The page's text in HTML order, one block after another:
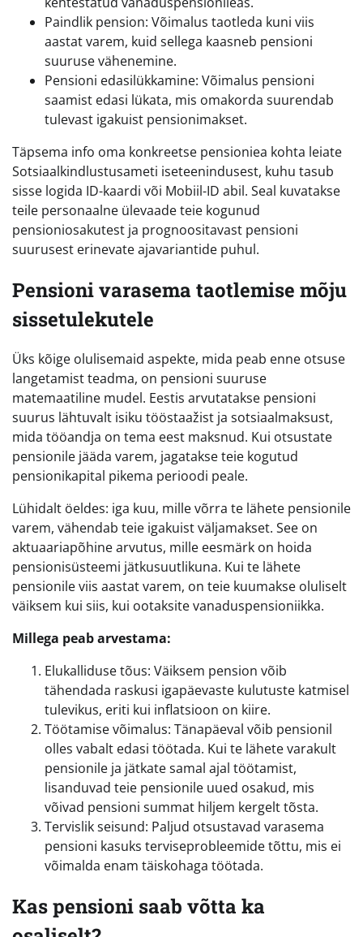
Paindlik pension: Võimalus taotleda kuni viis
aastat varem, kuid sellega kaasneb pensioni
suuruse vähenemine.
Pensioni edasilükkamine: Võimalus pensioni
saamist edasi lükata, mis omakorda suurendab
tulevast igakuist pensionimakset.
Täpsema info oma konkreetse pensioniea kohta leiate
Sotsiaalkindlustusameti iseteenindusest, kuhu tasub
sisse logida ID-kaardi või Mobiil-ID abil. Seal kuvatakse
teile personaalne ülevaade teie kogunud
pensioniosakutest ja prognoositavast pensioni
suurusest erinevate ajavariantide puhul.
Pensioni varasema taotlemise mõju
sissetulekutele
Üks kõige olulisemaid aspekte, mida peab enne otsuse
langetamist teadma, on pensioni suuruse
matemaatiline mudel. Eestis arvutatakse pensioni
suurus lähtuvalt isiku tööstaažist ja sotsiaalmaksust,
mida tööandja on tema eest maksnud. Kui otsustate
pensionile jääda varem, jagatakse teie kogutud
pensionikapital pikema perioodi peale.
Lühidalt öeldes: iga kuu, mille võrra te lähete pensionile
varem, vähendab teie igakuist väljamakset. See on
aktuaariapõhine arvutus, mille eesmärk on hoida
pensionisüsteemi jätkusuutlikuna. Kui te lähete
pensionile viis aastat varem, on teie kuumakse oluliselt
väiksem kui siis, kui ootaksite vanaduspensioniikka.
Millega peab arvestama:
Elukalliduse tõus: Väiksem pension võib
tähendada raskusi igapäevaste kulutuste katmisel
tulevikus, eriti kui inflatsioon on kiire.
Töötamise võimalus: Tänapäeval võib pensionil
olles vabalt edasi töötada. Kui te lähete varakult
pensionile ja jätkate samal ajal töötamist,
lisanduvad teie pensionile uued osakud, mis
võivad pensioni summat hiljem kergelt tõsta.
Tervislik seisund: Paljud otsustavad varasema
pensioni kasuks terviseprobleemide tõttu, mis ei
võimalda enam täiskohaga töötada.
Kas pensioni saab võtta ka